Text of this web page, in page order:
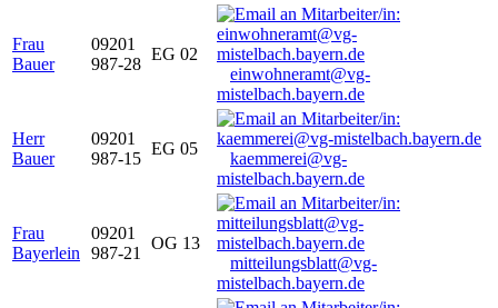
Frau
Bauer
09201
987-28
EG 02
einwohneramt@vg-
mistelbach.bayern.de
Herr
Bauer
09201
987-15
EG 05
kaemmerei@vg-
mistelbach.bayern.de
Frau
Bayerlein
09201
987-21
OG 13
mitteilungsblatt@vg-
mistelbach.bayern.de